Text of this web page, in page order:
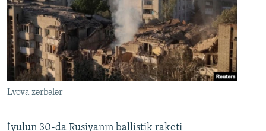
Lvova zərbələr
İyulun 30-da Rusiyanın ballistik raketi